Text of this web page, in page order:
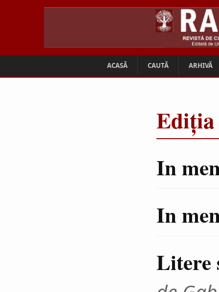
ACASĂ CAUTĂ ARHIVĂ
Ediția
In
In
Litere